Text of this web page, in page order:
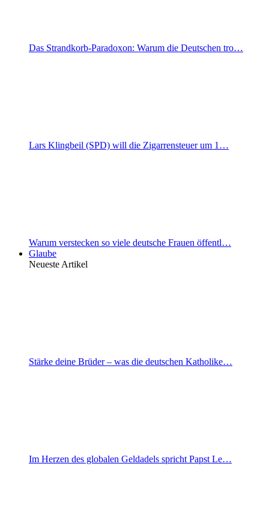
Das Strandkorb-Paradoxon: Warum die Deutschen tro…
Lars Klingbeil (SPD) will die Zigarrensteuer um 1…
Warum verstecken so viele deutsche Frauen öffentl…
Glaube
Neueste Artikel
Stärke deine Brüder – was die deutschen Katholike…
Im Herzen des globalen Geldadels spricht Papst Le…